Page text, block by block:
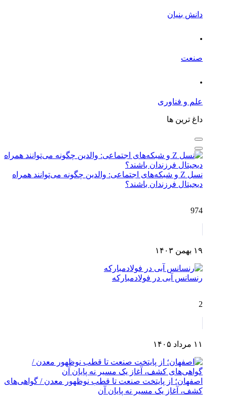
دانش بنیان
.
صنعت
.
علم و فناوری
داغ ترین ها
نسل Z و شبکه‌های اجتماعی: والدین چگونه می‌توانند همراه
دیجیتال فرزندان باشند؟
974
۱۹ بهمن ۱۴۰۳
رنسانس آبی در فولادمبارکه
2
۱۱ مرداد ۱۴۰۵
اصفهان؛ از پایتخت صنعت تا قطب نوظهور معدن / گواهی‌های
کشف، آغاز یک مسیر نه پایان آن